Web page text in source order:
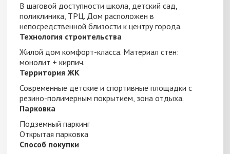
В шаговой доступности школа, детский сад,
поликлиника, ТРЦ. Дом расположен в
непосредственной близости к центру города.
Технология строительства
Жилой дом комфорт-класса. Материал стен:
монолит + кирпич.
Территория ЖК
Современные детские и спортивные площадки с
резино-полимерным покрытием, зона отдыха.
Парковка
Подземный паркинг
Открытая парковка
Способ покупки